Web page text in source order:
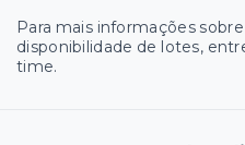
Para mais informações
disponibilidade de lotes,
time.